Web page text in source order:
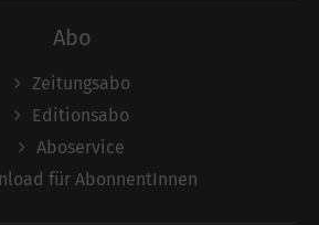
Abo
Zeitungsabo
Editionsabo
Aboservice
für AbonnentInnen